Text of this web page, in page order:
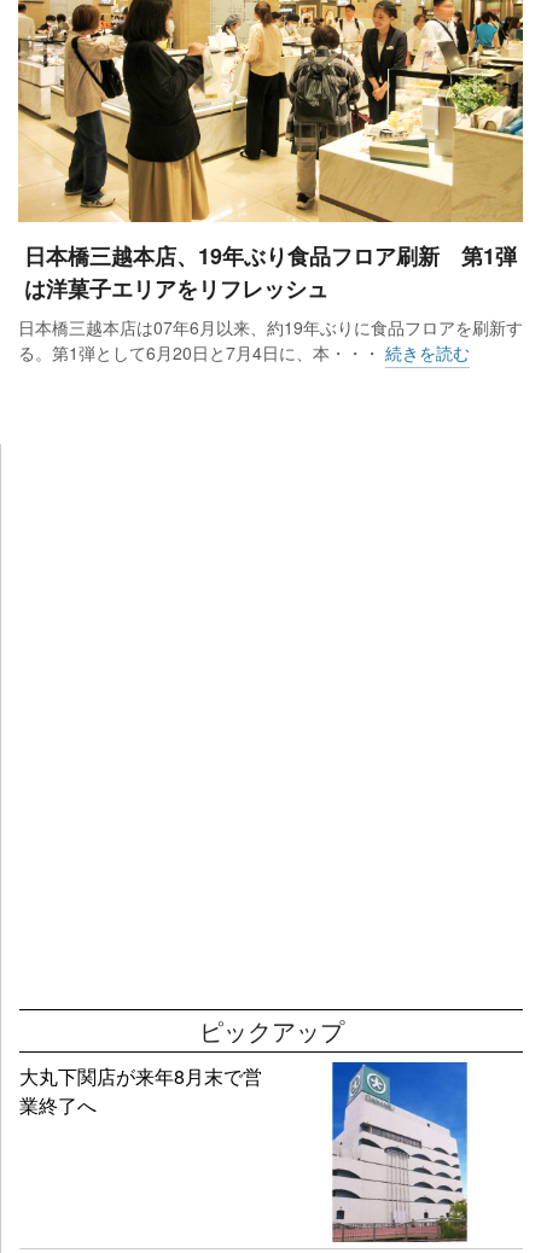
日本橋三越本店、19年ぶり食品フロア刷新 第1弾
は洋菓子エリアをリフレッシュ
日本橋三越本店は07年6月以来、約19年ぶりに食品フロアを刷新す
る。第1弾として6月20日と7月4日に、本・・・ 続きを読む
ピックアップ
大丸下関店が来年8月末で営
業終了へ